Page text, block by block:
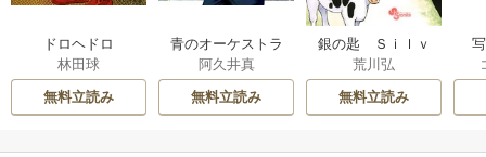
ドロヘドロ
林田球
無料立読み
青のオーケストラ
阿久井真
無料立読み
銀の匙 Ｓｉｌｖ
ｅｒ Ｓｐｏｏｎ
荒川弘
無料立読み